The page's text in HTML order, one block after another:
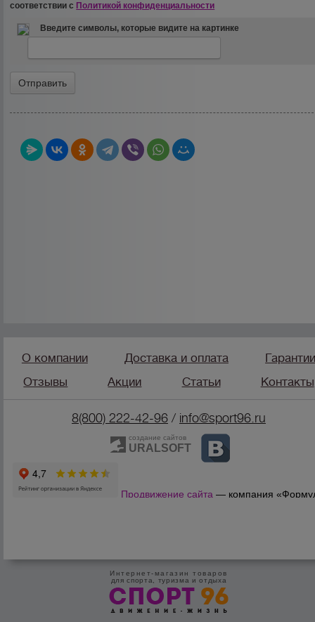
соответствии с Политикой конфиденциальности
Введите символы, которые видите на картинке
О компании Доставка и оплата
Отзывы
Акции Статьи Контакты
8(800) 222-42-96/ info@sport96.ru
создание сайтов
URALSOFT
Продвижение сайта — компания
Интернет-магазин товаров
для спорта, туризма и отдыха